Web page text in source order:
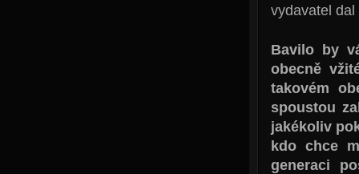
vydavatel dal
Bavilo by
obecně
takovém
spoustou
jakékoliv
kdo chce
generaci